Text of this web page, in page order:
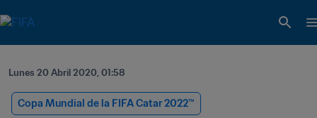
Lunes 20 Abril 2020, 01:58
Copa Mundial de la FIFA Catar 2022™